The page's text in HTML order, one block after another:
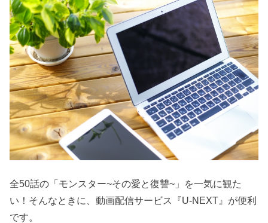
全50話の「モンスター~その愛と復讐~」を一気に観た
い！そんなときに、動画配信サービス『U-NEXT』が便利
です。